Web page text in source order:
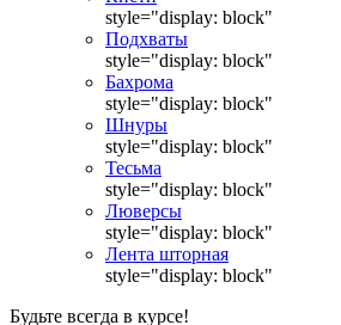
style="display: block"
Подхваты
style="display: block"
Бахрома
style="display: block"
Шнуры
style="display: block"
Тесьма
style="display: block"
Люверсы
style="display: block"
Лента шторная
style="display: block"
Будьте всегда в курсе!